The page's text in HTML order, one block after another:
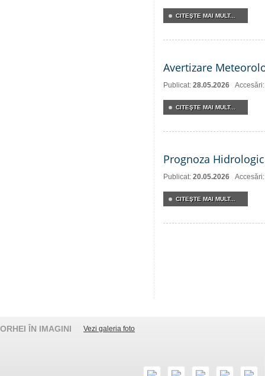
CITEŞTE MAI MULT...
Avertizare
Publicat: 28.05.2026
CITEŞTE MAI MULT...
Prognoza
Publicat: 20.05.2026
CITEŞTE MAI MULT...
ORHEI ÎN IMAGINI Vezi galeria foto